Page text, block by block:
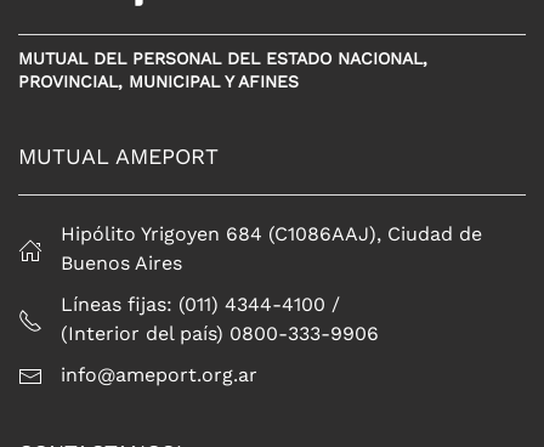
MUTUAL DEL PERSONAL DEL ESTADO NACIONAL,
PROVINCIAL, MUNICIPAL Y AFINES
MUTUAL AMEPORT
Hipólito Yrigoyen 684 (C1086AAJ), Ciudad de
Buenos Aires
Líneas fijas: (011) 4344-4100 /
(Interior del país) 0800-333-9906
info@ameport.org.ar